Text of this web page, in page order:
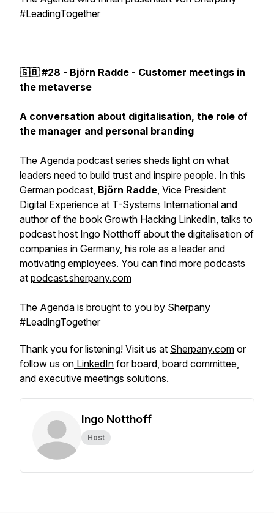
#LeadingTogether
🇬🇧 #28 - Björn Radde - Customer meetings in
the metaverse
A conversation about digitalisation, the role of
the manager and personal branding
The Agenda podcast series sheds light on what
leaders need to build trust and inspire people. In this
German podcast, Björn Radde, Vice President
Digital Experience at T-Systems International and
author of the book Growth Hacking LinkedIn, talks to
podcast host Ingo Notthoff about the digitalisation of
companies in Germany, his role as a leader and
motivating employees. You can find more podcasts
at podcast.sherpany.com
The Agenda is brought to you by Sherpany
#LeadingTogether
Thank you for listening! Visit us at Sherpany.com or
follow us on LinkedIn for board, board committee,
and executive meetings solutions.
Ingo Notthoff
Host